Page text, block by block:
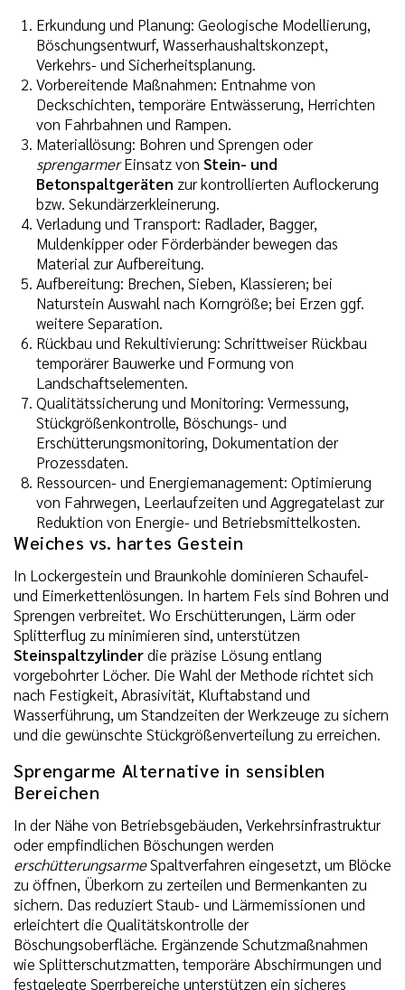
Erkundung und Planung: Geologische Modellierung,
Böschungsentwurf, Wasserhaushaltskonzept,
Verkehrs- und Sicherheitsplanung.
Vorbereitende Maßnahmen: Entnahme von
Deckschichten, temporäre Entwässerung, Herrichten
von Fahrbahnen und Rampen.
Materiallösung: Bohren und Sprengen oder
sprengarmerEinsatz von Stein- und
Betonspaltgeräten zur kontrollierten Auflockerung
bzw. Sekundärzerkleinerung.
Verladung und Transport: Radlader, Bagger,
Muldenkipper oder Förderbänder bewegen das
Material zur Aufbereitung.
Aufbereitung: Brechen, Sieben, Klassieren; bei
Naturstein Auswahl nach Korngröße; bei Erzen ggf.
weitere Separation.
Rückbau und Rekultivierung: Schrittweiser Rückbau
temporärer Bauwerke und Formung von
Landschaftselementen.
Qualitätssicherung und Monitoring: Vermessung,
Stückgrößenkontrolle, Böschungs- und
Erschütterungsmonitoring, Dokumentation der
Prozessdaten.
Ressourcen- und Energiemanagement: Optimierung
von Fahrwegen, Leerlaufzeiten und Aggregatelast zur
Reduktion von Energie- und Betriebsmittelkosten.
Weiches vs. hartes Gestein
In Lockergestein und Braunkohle dominieren Schaufel-
und Eimerkettenlösungen. In hartem Fels sind Bohren und
Sprengen verbreitet. Wo Erschütterungen, Lärm oder
Splitterflug zu minimieren sind, unterstützen
Steinspaltzylinderdie präzise Lösung entlang
vorgebohrter Löcher. Die Wahl der Methode richtet sich
nach Festigkeit, Abrasivität, Kluftabstand und
Wasserführung, um Standzeiten der Werkzeuge zu sichern
und die gewünschte Stückgrößenverteilung zu erreichen.
Sprengarme Alternative in sensiblen
Bereichen
In der Nähe von Betriebsgebäuden, Verkehrsinfrastruktur
oder empfindlichen Böschungen werden
erschütterungsarmeSpaltverfahren eingesetzt, um Blöcke
zu öffnen, Überkorn zu zerteilen und Bermenkanten zu
sichern. Das reduziert Staub- und Lärmemissionen und
erleichtert die Qualitätskontrolle der
Böschungsoberfläche. Ergänzende Schutzmaßnahmen
wie Splitterschutzmatten, temporäre Abschirmungen und
festgelegte Sperrbereiche unterstützen ein sicheres